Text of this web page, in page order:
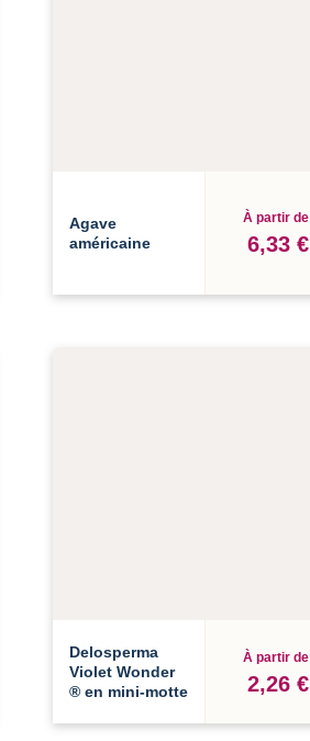
Agave
américaine
À partir de
6,33 €
Delosperma
Violet Wonder
® en mini-motte
À partir de
2,26 €